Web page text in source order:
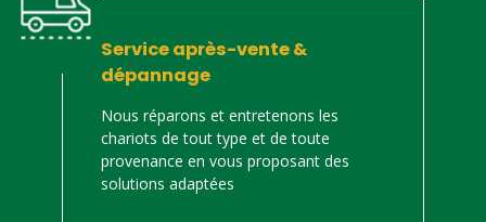
Service après-vente &
dépannage
Nous réparons et entretenons les
chariots de tout type et de toute
provenance en vous proposant des
solutions adaptées